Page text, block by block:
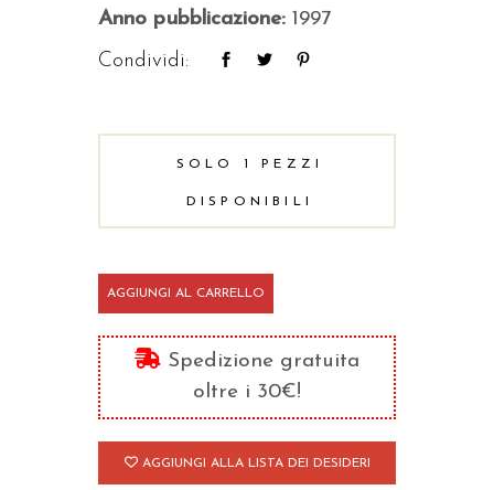
Anno pubblicazione: 1997
Condividi:
SOLO 1 PEZZI
DISPONIBILI
Natura,
persona,
mistica
quantità
AGGIUNGI AL CARRELLO
Spedizione gratuita
oltre i 30€!
AGGIUNGI ALLA LISTA DEI DESIDERI